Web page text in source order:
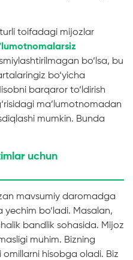
toifadagi mijozlar
bo‘lsa, bu
bo‘yicha
barqaror to‘ldirish
ma’lumotnomadan
mumkin. Bunda
uchun
mavsumiy daromadga
bo‘ladi. Masalan,
bandlik sohasida. Mijoz
muhim. Bizning
omillarni hisobga oladi. Biz